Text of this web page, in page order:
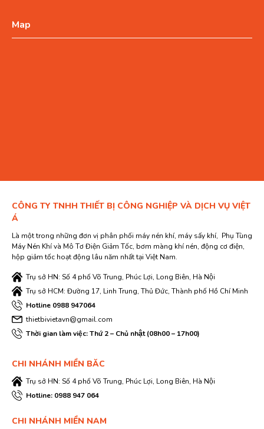
Map
CÔNG TY TNHH THIẾT BỊ CÔNG NGHIỆP VÀ DỊCH VỤ VIỆT
Á
Là một trong những đơn vị phân phối máy nén khí, máy sấy khí, Phụ Tùng
Máy Nén Khí và Mô Tơ Điện Giảm Tốc, bơm màng khí nén, động cơ điện,
hộp giảm tốc hoạt động lâu năm nhất tại Việt Nam.
Trụ sở HN: Số 4 phố Võ Trung, Phúc Lợi, Long Biên, Hà Nội
Trụ sở HCM: Đường 17, Linh Trung, Thủ Đức, Thành phố Hồ Chí Minh
Hotline 0988 947064
thietbivietavn@gmail.com
Thời gian làm việc: Thứ 2 – Chủ nhật (08h00 – 17h00)
CHI NHÁNH MIỀN BĂC
Trụ sở HN: Số 4 phố Võ Trung, Phúc Lợi, Long Biên, Hà Nội
Hotline: 0988 947 064
CHI NHÁNH MIỀN NAM